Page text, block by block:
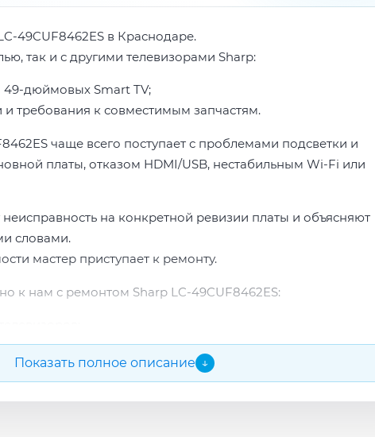
49CUF8462ES в Краснодаре.
так и с другими телевизорами Sharp:
дюймовых Smart TV;
и требования к совместимым запчастям.
чаще всего поступает с проблемами подсветки и
платы, отказом HDMI/USB, нестабильным Wi-Fi или
на конкретной ревизии платы и объясняют
словами.
мастер приступает к ремонту.
к нам с ремонтом Sharp LC-49CUF8462ES:
работ;
Показать полное описание ↓